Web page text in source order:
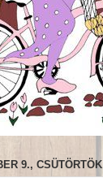
9., CSÜTÖRTÖK